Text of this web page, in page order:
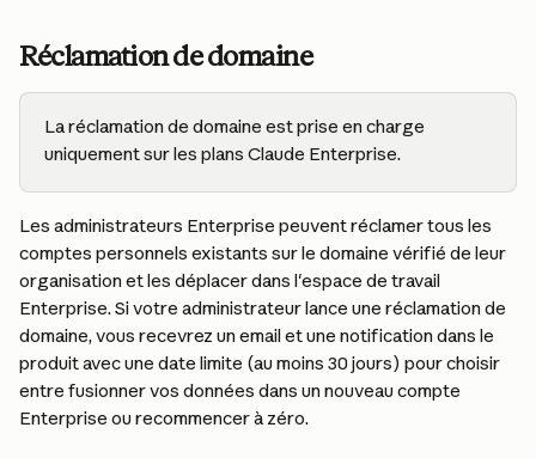
Réclamation de domaine
La réclamation de domaine est prise en charge
uniquement sur les plans Claude Enterprise.
Les administrateurs Enterprise peuvent réclamer tous les
comptes personnels existants sur le domaine vérifié de leur
organisation et les déplacer dans l'espace de travail
Enterprise. Si votre administrateur lance une réclamation de
domaine, vous recevrez un email et une notification dans le
produit avec une date limite (au moins 30 jours) pour choisir
entre fusionner vos données dans un nouveau compte
Enterprise ou recommencer à zéro.